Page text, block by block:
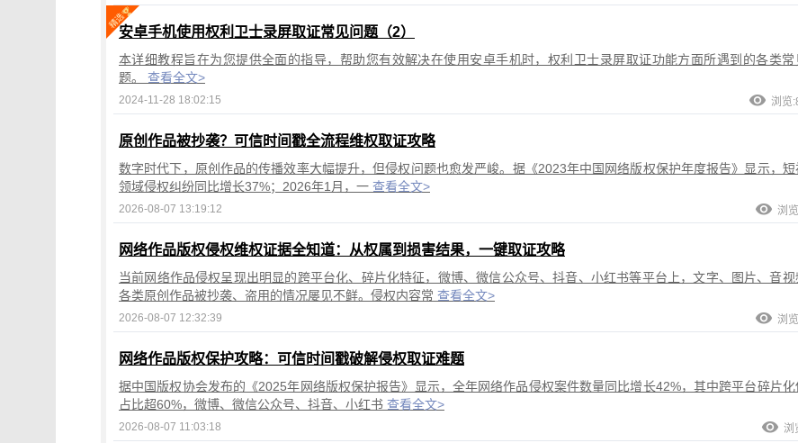
安卓手机使用权利卫士录屏取证常见问题（2）
本详细教程旨在为您提供全面的指导，帮助您有效解决在使用安卓手机时，权利卫士录屏取证功能方面所遇到的各类常
题。 查看全文>
2024-11-28 18:02:15 浏览
原创作品被抄袭？可信时间戳全流程维权取证攻略
数字时代下，原创作品的传播效率大幅提升，但侵权问题也愈发严峻。据《2023年中国网络版权保护年度报告》显示，短
领域侵权纠纷同比增长37%；2026年1月，一 查看全文>
2026-08-07 13:19:12 浏
网络作品版权侵权维权证据全知道：从权属到损害结果，一键取证攻略
当前网络作品侵权呈现出明显的跨平台化、碎片化特征，微博、微信公众号、抖音、小红书等平台上，文字、图片、音视
各类原创作品被抄袭、盗用的情况屡见不鲜。侵权内容常 查看全文>
2026-08-07 12:32:39 浏
网络作品版权保护攻略：可信时间戳破解侵权取证难题
据中国版权协会发布的《2025年网络版权保护报告》显示，全年网络作品侵权案件数量同比增长42%，其中跨平台碎片化
占比超60%，微博、微信公众号、抖音、小红书 查看全文>
2026-08-07 11:03:18 浏